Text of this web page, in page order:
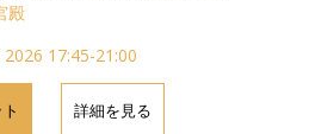
殿
17:45-21:00
詳細を見る